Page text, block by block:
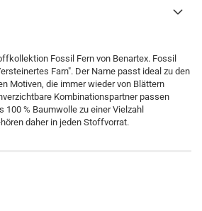
Fossil Fern von Benartex. Fossil
Farn". Der Name passt ideal zu den
Motiven, die immer wieder von Blättern
Kombinationspartner passen
% Baumwolle zu einer Vielzahl
daher in jeden Stoffvorrat.